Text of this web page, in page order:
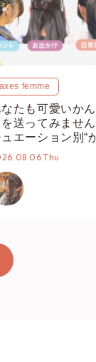
axes femme
なたも可愛いか
を送ってみませ
エーション別“
ススメ【ショッ
Thu